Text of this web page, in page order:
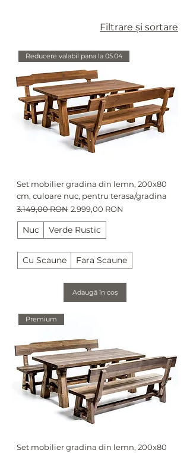
Filtrare și sortare
Reducere valabil pana la 05.04
Set mobilier gradina din lemn, 200x80
cm, culoare nuc, pentru terasa/gradina
Preț normal
3.149,00 RON Preț redus
2.999,00 RON
Nuc Verde Rustic
Cu Scaune Fara Scaune
Adaugă în coș
Premium
Set mobilier gradina din lemn, 200x80